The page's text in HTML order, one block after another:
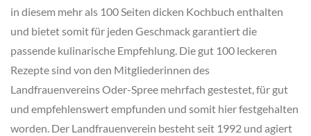
in diesem mehr als 100 Seiten dicken Kochbuch enthalten
und bietet somit für jeden Geschmack garantiert die
passende kulinarische Empfehlung. Die gut 100 leckeren
Rezepte sind von den Mitgliederinnen des
Landfrauenvereins Oder-Spree mehrfach gestestet, für gut
und empfehlenswert empfunden und somit hier festgehalten
worden. Der Landfrauenverein besteht seit 1992 und agiert